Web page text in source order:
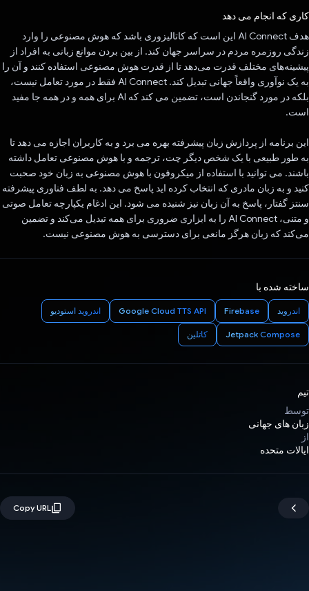
کاری که انجام می دهد
هدف AI Connect این است که کاتالیزوری باشد که هوش مصنوعی را وارد
زندگی روزمره مردم در سراسر جهان کند. از بین بردن موانع زبانی به افراد از
پیشینه‌های مختلف قدرت می‌دهد تا از قدرت هوش مصنوعی استفاده کنند و آن را
به یک نوآوری واقعاً جهانی تبدیل کند. AI Connect فقط در مورد تعامل نیست،
بلکه در مورد گنجاندن است، تضمین می کند که AI برای همه و در همه جا مفید
است.
این برنامه از پردازش زبان پیشرفته بهره می برد و به کاربران اجازه می دهد تا
به طور طبیعی با یک شخص دیگر چت، ترجمه و با هوش مصنوعی تعامل داشته
باشند. می توانید با استفاده از میکروفون با هوش مصنوعی به زبان خود صحبت
کنید و به زبان مادری که انتخاب کرده اید پاسخ می دهد. به لطف فناوری پیشرفته
سنتز گفتار، پاسخ به آن زبان نیز شنیده می شود. این ادغام یکپارچه تعامل صوتی
و متنی، AI Connect را به ابزاری ضروری برای همه تبدیل می‌کند و تضمین
می‌کند که زبان هرگز مانعی برای دسترسی به هوش مصنوعی نیست.
ساخته شده با
اندروید Firebase
Google Cloud TTS API اندروید استودیو
Jetpack Compose کاتلین
تیم
توسط
زبان های جهانی
از
ایالات متحده